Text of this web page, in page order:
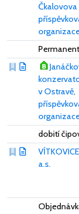
Čkalovova
v Ostravě,
dobití
a.s.